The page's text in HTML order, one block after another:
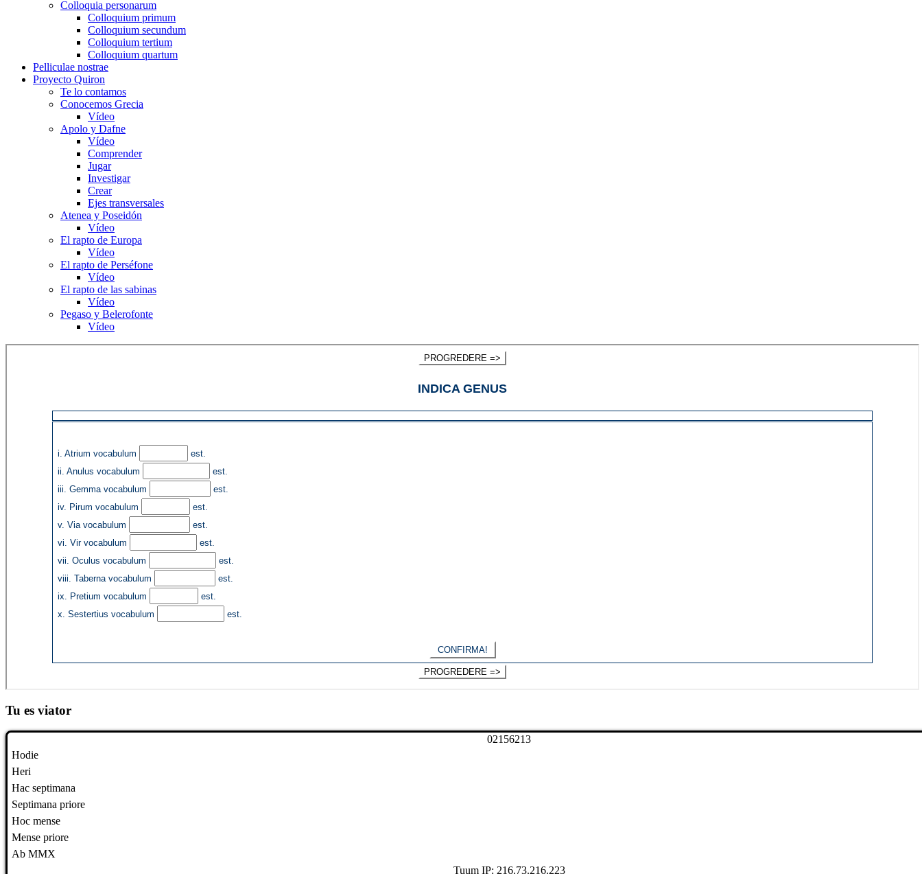
Colloquia personarum
Colloquium primum
Colloquium secundum
Colloquium tertium
Colloquium quartum
Pelliculae nostrae
Proyecto Quiron
Te lo contamos
Conocemos Grecia
Vídeo
Apolo y Dafne
Vídeo
Comprender
Jugar
Investigar
Crear
Ejes transversales
Atenea y Poseidón
Vídeo
El rapto de Europa
Vídeo
El rapto de Perséfone
Vídeo
El rapto de las sabinas
Vídeo
Pegaso y Belerofonte
Vídeo
Tu es viator
02156213
Hodie
Heri
Hac septimana
Septimana priore
Hoc mense
Mense priore
Ab MMX
Tuum IP: 216.73.216.223